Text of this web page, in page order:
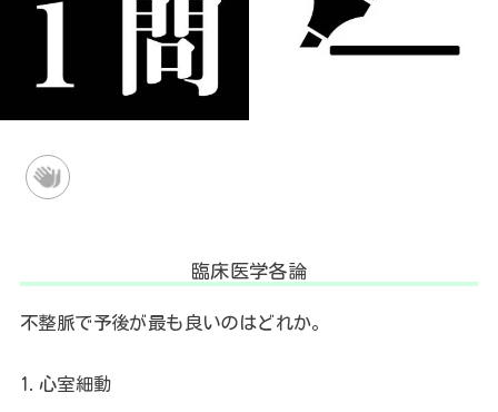
臨床医学各論
不整脈で予後が最も良いのはどれか。
1. 心室細動